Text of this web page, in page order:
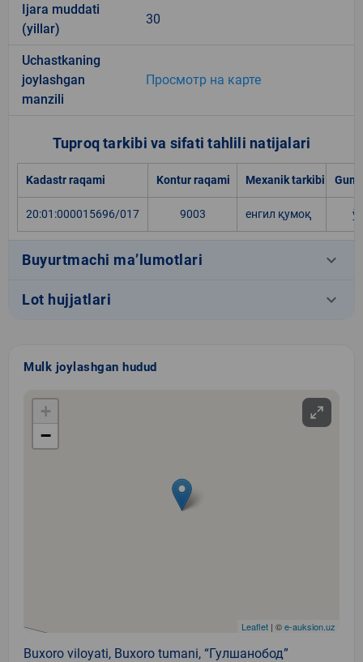
Ijara muddati
(yillar)
30
Uchastkaning
joylashgan
manzili
Просмотр на карте
Tuproq tarkibi va sifati tahlili natijalari
Kadastr raqami Kontur raqami Mexanik tarkibi
20:01:000015696/017 9003 енгил қумоқ
Buyurtmachi ma’lumotlari keyboard_arrow_down
Lot hujjatlari keyboard_arrow_down
Mulk joylashgan hudud
+
−
Leaflet | ©e-auksion.uz
Buxoro viloyati, Buxoro tumani, “Гулшанобод”